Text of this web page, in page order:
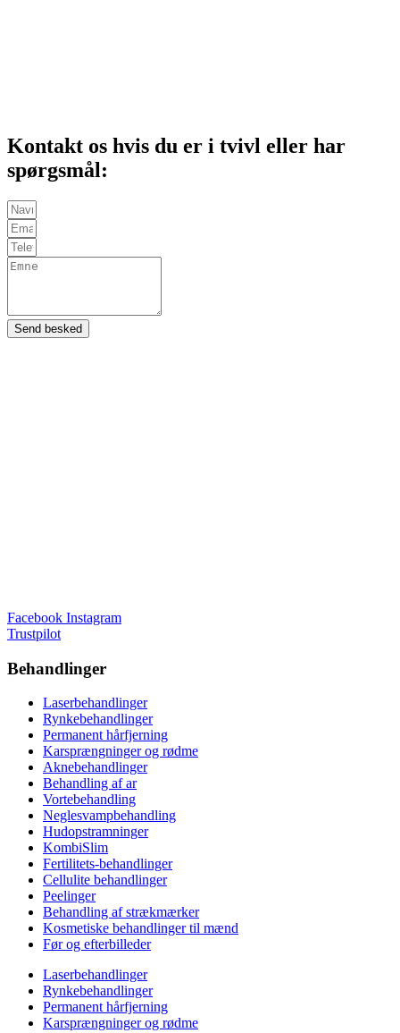
Kontakt os hvis du er i tvivl eller har
spørgsmål:
Send besked
Facebook Instagram
Trustpilot
Behandlinger
Laserbehandlinger
Rynkebehandlinger
Permanent hårfjerning
Karsprængninger og rødme
Aknebehandlinger
Behandling af ar
Vortebehandling
Neglesvampbehandling
Hudopstramninger
KombiSlim
Fertilitets-behandlinger
Cellulite behandlinger
Peelinger
Behandling af strækmærker
Kosmetiske behandlinger til mænd
Før og efterbilleder
Laserbehandlinger
Rynkebehandlinger
Permanent hårfjerning
Karsprængninger og rødme